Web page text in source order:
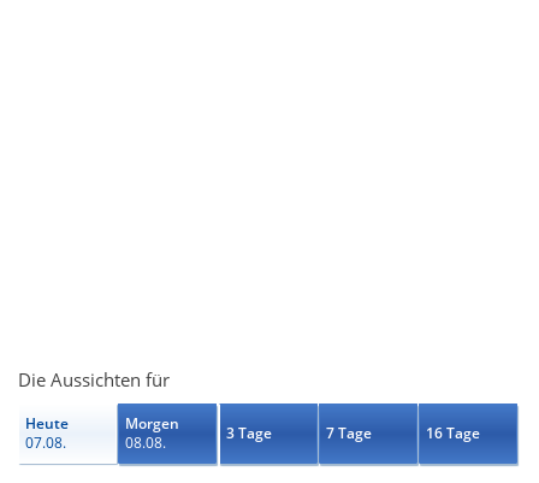
Die Aussichten für
Heute
07.08.
Morgen
08.08.
3 Tage 7 Tage 16 Tage